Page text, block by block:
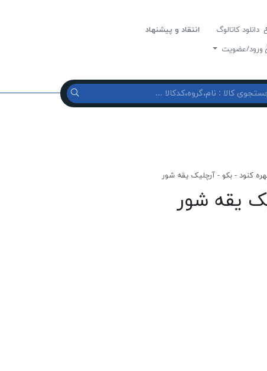
دانلود کاتالوگ
انتقاد و پیشنهاد
ورود/عضویت
کنود - بکو - آرچلیک یقه شور
یقه شور